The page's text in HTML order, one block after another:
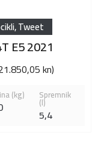
,Tweet
E5 2021
kn)
(kg) Spremnik
(l)
5,4